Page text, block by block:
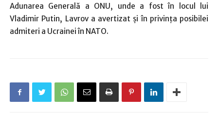
Adunarea Generală a ONU, unde a fost în locul lui
Vladimir Putin, Lavrov a avertizat şi în privinţa posibilei
admiteri a Ucrainei în NATO.